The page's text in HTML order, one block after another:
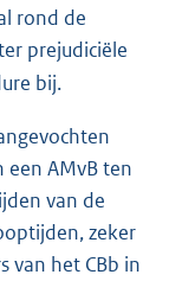
rond de
prejudiciële
bij.
een AMvB ten
van de
zeker
van het CBb in